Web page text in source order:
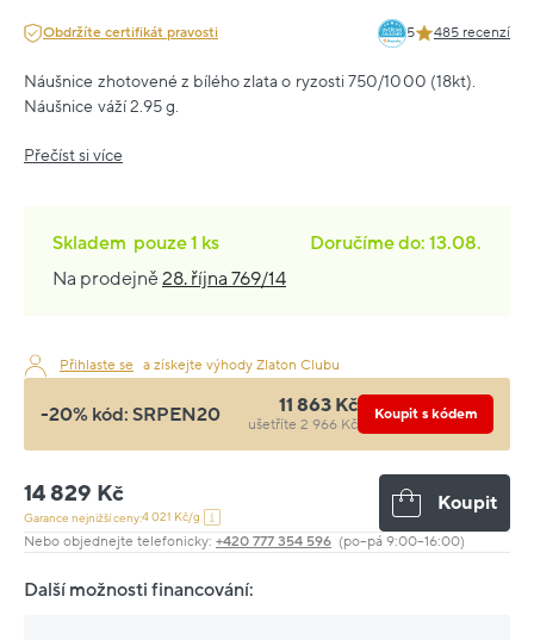
Obdržíte certifikát pravosti 5 485 recenzí
Náušnice zhotovené z bílého zlata o ryzosti 750/1000 (18kt).
Náušnice váží 2.95 g.
Přečíst si více
Skladem pouze1 ks
Doručíme do: 13.08.
Na prodejně28. října 769/14
Přihlaste se a získejte výhody Zlaton Clubu
-20% kód: SRPEN20 11 863 Kč
ušetříte 2 966 Kč
Koupit s kódem
14 829 Kč
Garance nejnižší ceny:4 021 Kč/g
Koupit
Nebo objednejte telefonicky: +420 777 354 596 (po–pá 9:00–16:00)
Další možnosti financování: